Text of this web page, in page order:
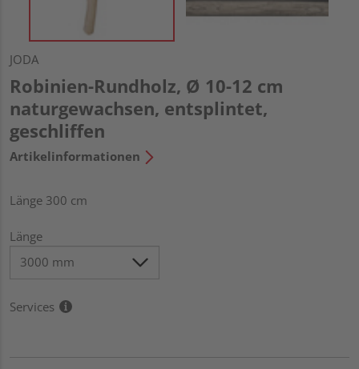
JODA
Robinien-Rundholz, Ø 10-12 cm
naturgewachsen, entsplintet,
geschliffen
Artikelinformationen
Länge 300 cm
Länge
Services